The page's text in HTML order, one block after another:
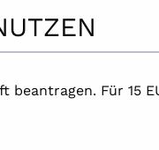
Für 15